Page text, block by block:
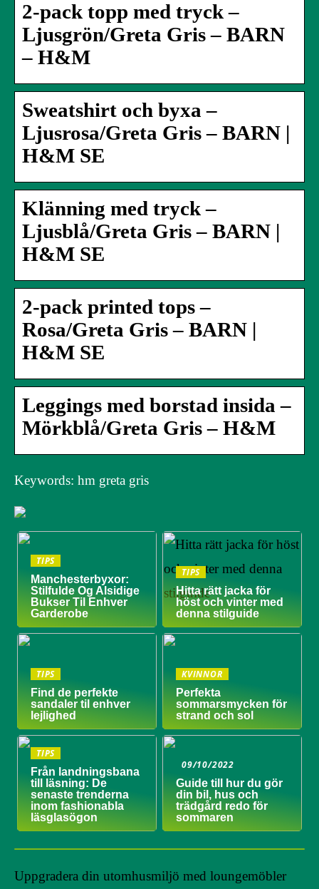
2-pack topp med tryck –
Ljusgrön/Greta Gris – BARN
– H&M
Sweatshirt och byxa –
Ljusrosa/Greta Gris – BARN |
H&M SE
Klänning med tryck –
Ljusblå/Greta Gris – BARN |
H&M SE
2-pack printed tops –
Rosa/Greta Gris – BARN |
H&M SE
Leggings med borstad insida –
Mörkblå/Greta Gris – H&M
Keywords: hm greta gris
TIPS
Manchesterbyxor:
Stilfulde Og Alsidige
Bukser Til Enhver
Garderobe
TIPS
Hitta rätt jacka för
höst och vinter med
denna stilguide
TIPS
Find de perfekte
sandaler til enhver
lejlighed
KVINNOR
Perfekta
sommarsmycken för
strand och sol
TIPS
Från landningsbana
till läsning: De
senaste trenderna
inom fashionabla
läsglasögon
09/10/2022
Guide till hur du gör
din bil, hus och
trädgård redo för
sommaren
Uppgradera din utomhusmiljö med loungemöbler